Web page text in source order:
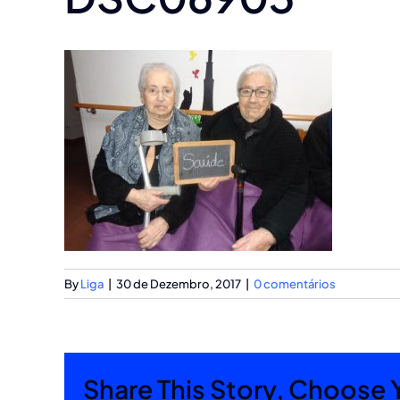
ByLiga 30 de Dezembro, 2017 0 comentários
Share This Story, Choose